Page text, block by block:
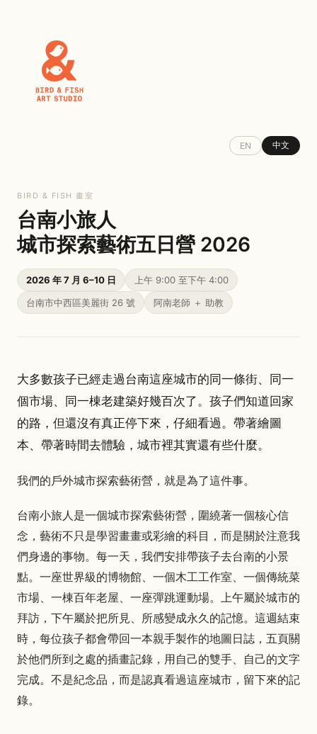
EN 中文
BIRD & FISH 畫室
台南小旅人
城市探索藝術五日營 2026
2026 年 7 月 6–10 日
上午 9:00 至下午 4:00
台南市中西區美麗街 26 號
阿南老師 ＋ 助教
大多數孩子已經走過台南這座城市的同一條街、同一
個市場、同一棟老建築好幾百次了。孩子們知道回家
的路，但還沒有真正停下來，仔細看過。帶著繪圖
本、帶著時間去體驗，城市裡其實還有些什麼。
我們的戶外城市探索藝術營，就是為了這件事。
台南小旅人是一個城市探索藝術營，圍繞著一個核心信
念，藝術不只是學習畫畫或彩繪的科目，而是關於注意我
們身邊的事物。每一天，我們安排帶孩子去台南的小景
點。一座世界級的博物館、一個木工工作室、一個傳統菜
市場、一棟百年老屋、一座彈跳運動場。上午屬於城市的
拜訪，下午屬於把所見、所感變成永久的記憶。這週結束
時，每位孩子都會帶回一本親手製作的地圖日誌，五頁關
於他們所到之處的插畫記錄，用自己的雙手、自己的文字
完成。不是紀念品，而是認真看過這座城市，留下來的記
錄。